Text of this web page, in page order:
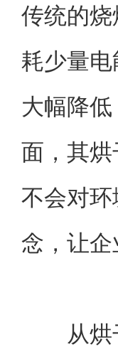
传统的
耗少量
大幅降
面，其
不会对
念，让
从烘干